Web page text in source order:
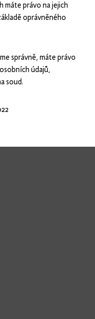
máte právo na jejich
oprávněného
správně, máte právo
údajů,
soud.